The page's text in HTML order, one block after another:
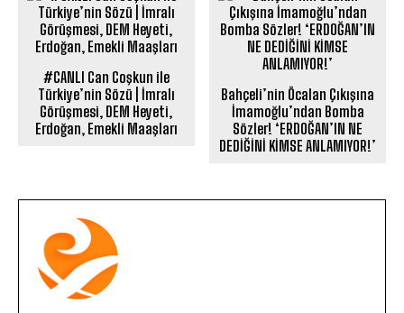
#CANLI Can Coşkun ile
Türkiye’nin Sözü | İmralı
Görüşmesi, DEM Heyeti,
Erdoğan, Emekli Maaşları
Bahçeli’nin Öcalan Çıkışına
İmamoğlu’ndan Bomba
Sözler! ‘ERDOĞAN’IN NE
DEDİĞİNİ KİMSE ANLAMIYOR!’